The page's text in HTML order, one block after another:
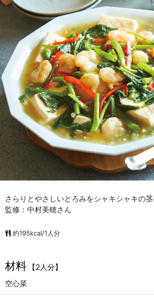
さらりとやさしいとろみをシャキシャキの茎
監修：中村美穂さん
約195kcal/1人分
材料
【2人分】
空心菜